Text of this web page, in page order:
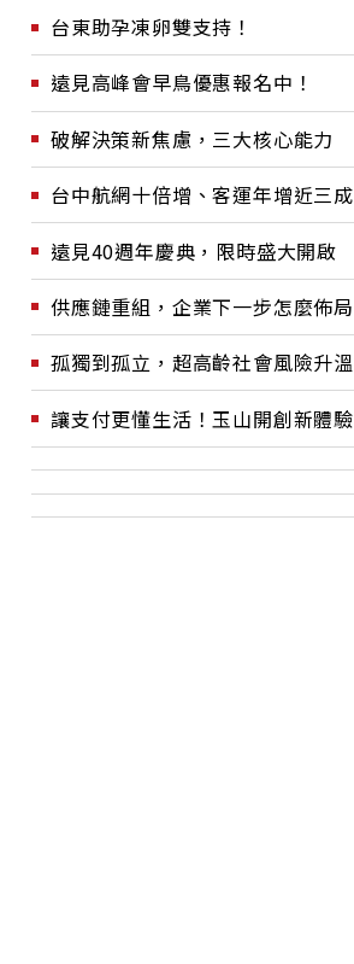
台東助孕凍卵雙支持！
遠見高峰會早鳥優惠報名中！
破解決策新焦慮，三大核心能力
台中航網十倍增、客運年增近三成
遠見40週年慶典，限時盛大開啟
供應鏈重組，企業下一步怎麼佈局
孤獨到孤立，超高齡社會風險升溫
讓支付更懂生活！玉山開創新體驗